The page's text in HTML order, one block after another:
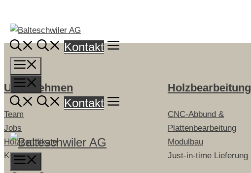
zum
Inhalt
Kontakt
Menü
Kontakt
Unternehmen
Team
Jobs
Holzzertifikate
Kontakt
Holzbearbeitung
CNC-Abbund &
Plattenbearbeitung
Modulbau
Just-in-time Lieferung